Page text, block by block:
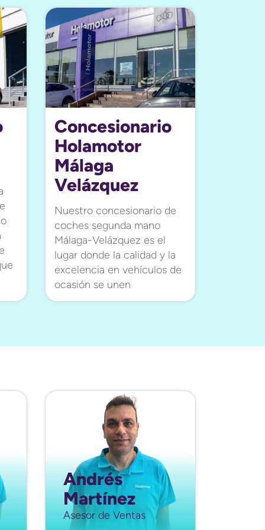
Concesionario
Holamotor
Málaga
Velázquez
Nuestro concesionario de
coches segunda mano
Málaga-Velázquez es el
lugar donde la calidad y la
excelencia en vehículos de
ocasión se unen
Andrés
Martínez
Asesor de Ventas